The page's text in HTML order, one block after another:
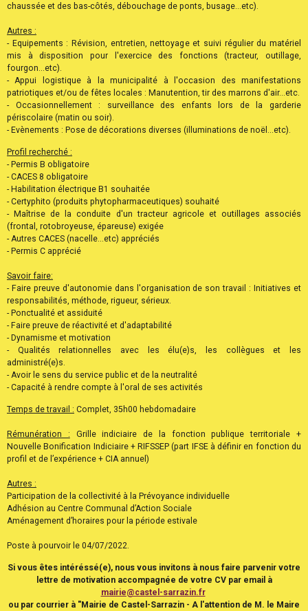
chaussée et des bas-côtés, débouchage de ponts, busage...etc).
Autres :
- Equipements : Révision, entretien, nettoyage et suivi régulier du matériel
mis à disposition pour l'exercice des fonctions (tracteur, outillage,
fourgon...etc).
- Appui logistique à la municipalité à l'occasion des manifestations
patriotiques et/ou de fêtes locales : Manutention, tir des marrons d'air...etc.
- Occasionnellement : surveillance des enfants lors de la garderie
périscolaire (matin ou soir).
- Evènements : Pose de décorations diverses (illuminations de noël...etc).
Profil recherché :
- Permis B obligatoire
- CACES 8 obligatoire
- Habilitation électrique B1 souhaitée
- Certyphito (produits phytopharmaceutiques) souhaité
- Maîtrise de la conduite d'un tracteur agricole et outillages associés
(frontal, rotobroyeuse, épareuse) exigée
- Autres CACES (nacelle...etc) appréciés
- Permis C apprécié
Savoir faire:
- Faire preuve d'autonomie dans l'organisation de son travail : Initiatives et
responsabilités, méthode, rigueur, sérieux.
- Ponctualité et assiduité
- Faire preuve de réactivité et d'adaptabilité
- Dynamisme et motivation
- Qualités relationnelles avec les élu(e)s, les collègues et les
administré(e)s.
- Avoir le sens du service public et de la neutralité
- Capacité à rendre compte à l'oral de ses activités
Temps de travail : Complet, 35h00 hebdomadaire
Rémunération : Grille indiciaire de la fonction publique territoriale +
Nouvelle Bonification Indiciaire + RIFSSEP (part IFSE à définir en fonction du
profil et de l’expérience + CIA annuel)
Autres :
Participation de la collectivité à la Prévoyance individuelle
Adhésion au Centre Communal d’Action Sociale
Aménagement d’horaires pour la période estivale
Poste à pourvoir le 04/07/2022.
Si vous êtes intéréssé(e), nous vous invitons à nous faire parvenir votre
lettre de motivation accompagnée de votre CV par email à
mairie@castel-sarrazin.fr
ou par courrier à "Mairie de Castel-Sarrazin - A l'attention de M. le Maire